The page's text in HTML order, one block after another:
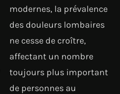
modernes, la prévalence
des douleurs lombaires
ne cesse de croître,
affectant un nombre
toujours plus important
de personnes au